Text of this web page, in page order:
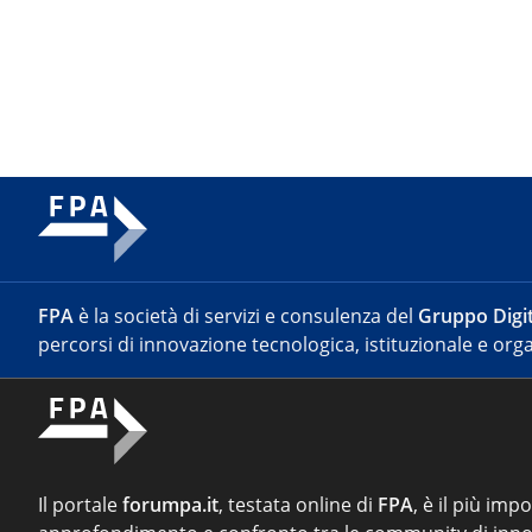
FPA è la società di servizi e consulenza del Gruppo
percorsi di innovazione tecnologica, istituzionale e
Il portaleforumpa.it, testata online di FPA, è il più